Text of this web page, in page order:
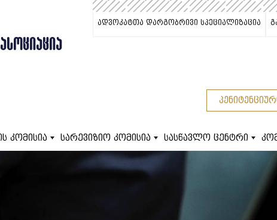
ადვოკატთა დარგობრივი სპეციალიზაცია
კომისია სარევიზიო კომისია სასწავლო ცენტრი